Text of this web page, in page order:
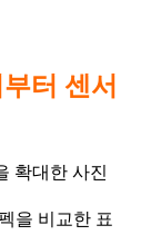
터 센서